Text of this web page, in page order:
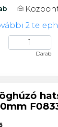
2
Darab